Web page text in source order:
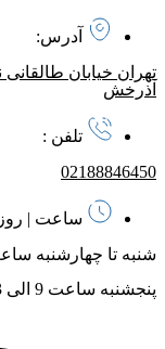
آدرس:
آذرخش
تلفن :
02188846450
ساعت |
شنبه تا چهارشنبه ساعت 9
پنجشنبه ساعت 9 الی 13